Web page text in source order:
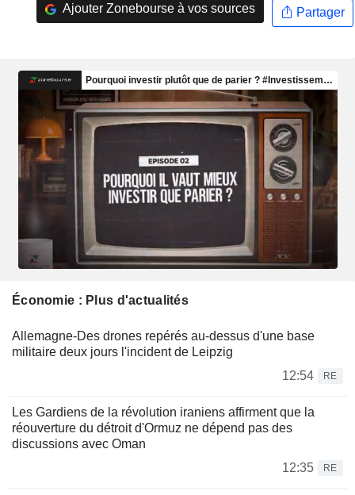
Ajouter Zonebourse à vos sources Partager
Économie : Plus d'actualités
Allemagne-Des drones repérés au-dessus d'une base
militaire deux jours l'incident de Leipzig
12:54
RE
Les Gardiens de la révolution iraniens affirment que la
réouverture du détroit d'Ormuz ne dépend pas des
discussions avec Oman
12:35
RE